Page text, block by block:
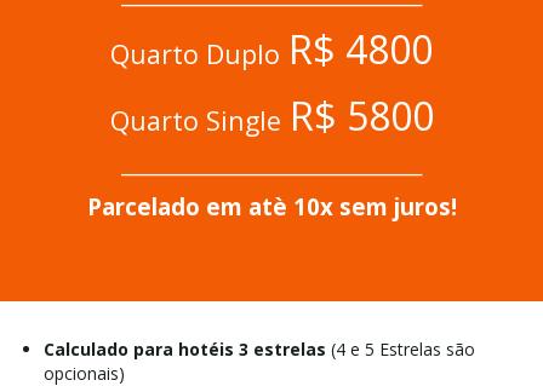
Quarto Duplo R$ 4800
Quarto Single R$ 5800
Parcelado em atè 10x sem juros!
Calculado para hotéis 3 estrelas (4 e 5 Estrelas são
opcionais)